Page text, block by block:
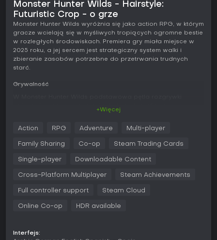
Monster Hunter Wilds - Hairstyle:
Futuristic Crop - o grze
Monster Hunter Wilds wyróżnia się jako action RPG, w którym
gracze wcielają się w myśliwych tropiących ogromne bestie
w rozległych środowiskach. Premiera gry miała miejsce w
2025 roku, a jej sercem jest strategiczny system walki i
zbieranie zasobów potrzebne do przetrwania trudnych
starć.
Grywalność
moveset wymagający precyzji w timingu i pozycjonowaniu.
Kluczowym elementem jest Focus Mode, umożliwiający
słabe punkty i zadawać skuteczniejsze obrażenia. System
wzmacniając ataki w tych miejscach. Eksploracja odgrywa
środowiskowe wpływają na strategie podczas pościgów.
Oprócz walki zbieranie zasobów i zarządzanie ekwipunkiem
dodatkowego sprzętu. Walka jest responsywna, z combo
+Więcej
Action RPG Adventure Multi-player
Family Sharing Co-op Steam Trading Cards
Single-player Downloadable Content
Cross-Platform Multiplayer Steam Achievements
Full controller support Steam Cloud
Online Co-op HDR available
Interfejs: